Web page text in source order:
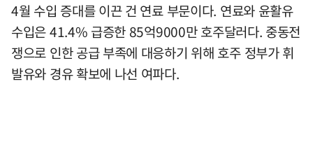
4월 수입 증대를 이끈 건 연료 부문이다. 연료와 윤활유
수입은 41.4% 급증한 85억9000만 호주달러다. 중동전
쟁으로 인한 공급 부족에 대응하기 위해 호주 정부가 휘
발유와 경유 확보에 나선 여파다.